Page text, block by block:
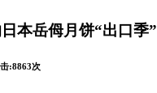
本岳㑄月饼“出口季”
:8863次